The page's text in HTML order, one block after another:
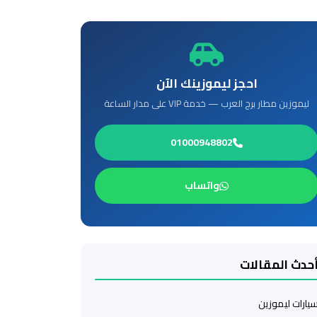
احجز ليموزينك الآن
ليموزين مطار برج العرب — خدمة VIP على مدار الساعة
01000948802
واتساب
المقالات
ليموزين